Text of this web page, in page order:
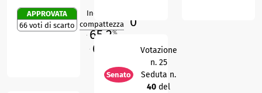
APPROVATA
66 voti di scarto
Indice di
compattezza
65,2%
66,7
0
Senato
Votazione
n. 25
Seduta n.
40 del